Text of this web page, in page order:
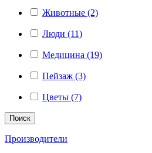
Животные (2)
Люди (11)
Медицина (19)
Пейзаж (3)
Цветы (7)
Поиск
Производители